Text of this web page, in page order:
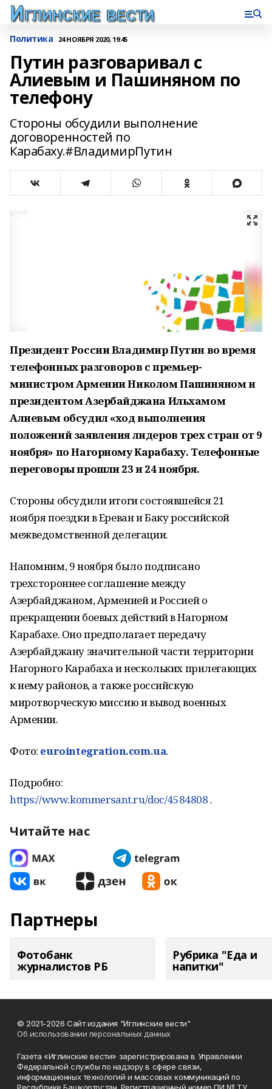
Политика 24 НОЯБРЯ 2020, 19:45
Путин разговаривал с
Алиевым и Пашиняном по
телефону
Стороны обсудили выполнение
договоренностей по
Карабаху.#ВладимирПутин
Президент России Владимир Путин во время
телефонных разговоров с премьер-
министром Армении Николом Пашиняном и
президентом Азербайджана Ильхамом
Алиевым обсудил «ход выполнения
положений заявления лидеров трех стран от 9
ноября» по Нагорному Карабаху. Телефонные
переговоры прошли 23 и 24 ноября.
Стороны обсудили итоги состоявшейся 21
ноября поездки в Ереван и Баку российской
межведомственной делегации.
Напомним, 9 ноября было подписано
трехстороннее соглашение между
Азербайджаном, Арменией и Россией о
прекращении боевых действий в Нагорном
Карабахе. Оно предполагает передачу
Азербайджану значительной части территории
Нагорного Карабаха и нескольких прилегающих
к нему районов, а также российскую
миротворческую миссию и вывод военных
Армении.
Фото: eurointegration.com.ua.
Подробно:
https://www.kommersant.ru/doc/4584808 .
Читайте нас
Партнеры
Фотобанк
журналистов РБ
Рубрика "Еда и
напитки"
© 2021-2026 Сайт издания "Иглинские вести"
Об использовании персональных данных
Газета «Иглинские вести» зарегистрирована в Управлении
Федеральной службы по надзору в сфере связи,
информационных технологий и массовых коммуникаций по